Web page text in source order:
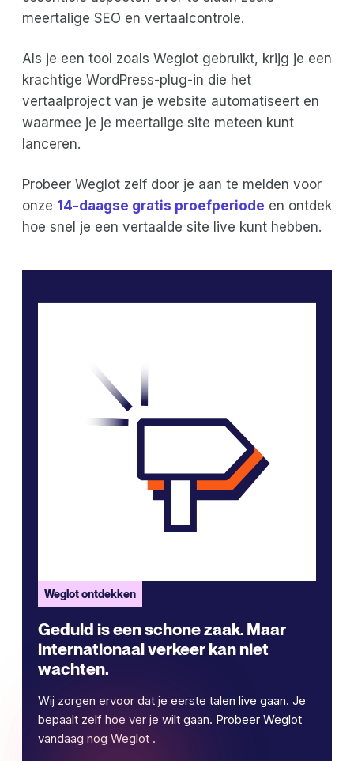
meertalige SEO en vertaalcontrole.
Als je een tool zoals Weglot gebruikt, krijg je een
krachtige WordPress-plug-in die het
vertaalproject van je website automatiseert en
waarmee je je meertalige site meteen kunt
lanceren.
Probeer Weglot zelf door je aan te melden voor
onze 14-daagse gratis proefperiode en ontdek
hoe snel je een vertaalde site live kunt hebben.
Weglot ontdekken
Geduld is een schone zaak. Maar
internationaal verkeer kan niet
wachten.
Wij zorgen ervoor dat je eerste talen live gaan. Je
bepaalt zelf hoe ver je wilt gaan. Probeer Weglot
vandaag nog Weglot .